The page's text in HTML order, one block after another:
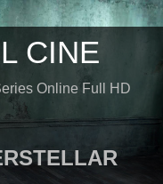
CINE
Online Full HD